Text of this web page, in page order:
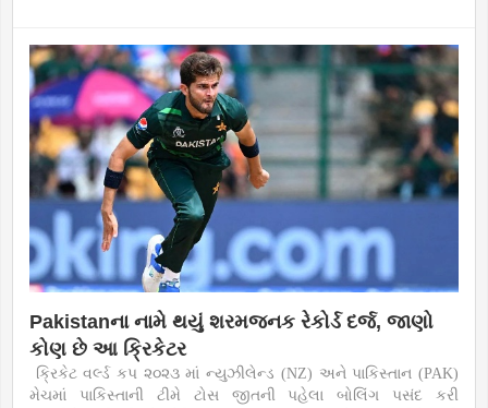
Pakistanના નામે થયું શરમજનક રેકોર્ડ દર્જ, જાણો
કોણ છે આ ક્રિકેટર
ક્રિકેટ વર્લ્ડ કપ ૨૦૨૩ માં ન્યુઝીલેન્ડ (NZ) અને પાકિસ્તાન (PAK)
મેચમાં પાકિસ્તાની ટીમે ટોસ જીતની પહેલા બોલિંગ પસંદ કરી